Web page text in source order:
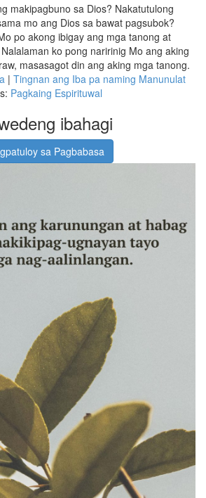
makipagbuno sa Dios? Nakatutulong
mo ang Dios sa bawat pagsubok?
po akong ibigay ang mga tanong at
ko pong naririnig Mo ang aking
masasagot din ang aking mga tanong.
| Tingnan ang Iba pa naming Manunulat
Pagkaing Espirituwal
ibahagi
sa Pagbabasa